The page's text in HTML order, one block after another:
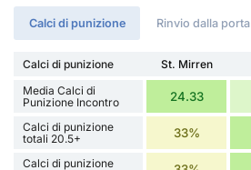
Calci di punizione Rinvio dalla porta
Calci di punizione St. Mirren
Media Calci di
Punizione Incontro
24.33
Calci di punizione
totali 20.5+
33%
Calci di punizione